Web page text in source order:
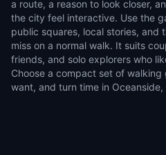
a route, a reason to look closer,
the city feel interactive. Use the
public squares, local stories, and
miss on a normal walk. It suits
friends, and solo explorers who
Choose a compact set of
want, and turn time in